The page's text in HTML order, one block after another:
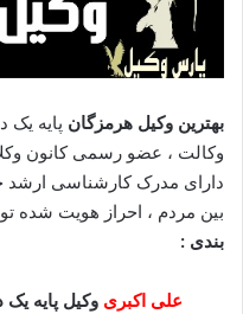
بهترین وکیل هرمزگان پایه یک
وکالت ، عضو رسمی کانون
دارای مدرک کارشناسی ارشد
بین مردم ، احراز هویت شده
بندی :
علی اکبری وکیل پایه